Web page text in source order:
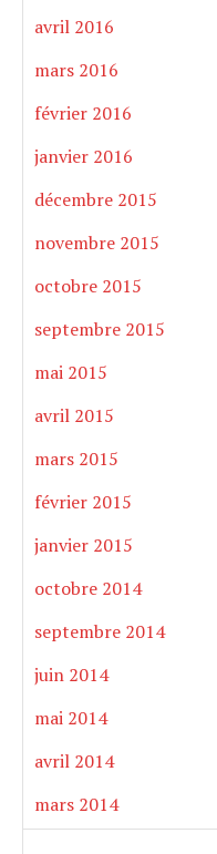
avril 2016
mars 2016
février 2016
janvier 2016
décembre 2015
novembre 2015
octobre 2015
septembre 2015
mai 2015
avril 2015
mars 2015
février 2015
janvier 2015
octobre 2014
septembre 2014
juin 2014
mai 2014
avril 2014
mars 2014